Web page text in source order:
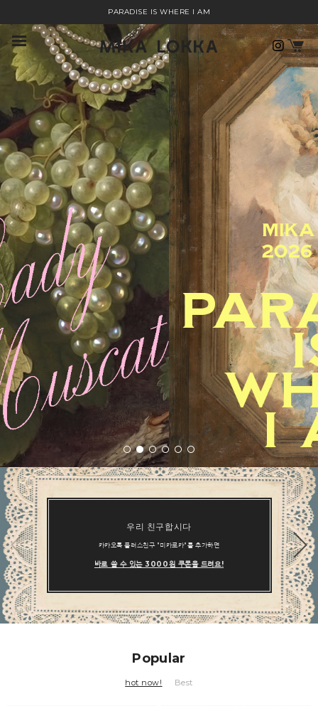
PARADISE IS WHERE I AM
우리 친구합시다
카카오톡 플러스친구 "미카로카"를 추가하면
바로 쓸 수 있는 3000원 쿠폰을 드려요!
Popular
hot now! Best